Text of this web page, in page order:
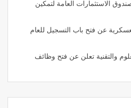
الاستثمارات العامة لتمكين
عن فتح باب التسجيل للعام
والتقنية تعلن عن فتح وظائف